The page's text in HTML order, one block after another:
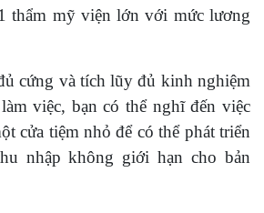
thẩm mỹ viện lớn với mức lương
cứng và tích lũy đủ kinh nghiệm
việc, bạn có thể nghĩ đến việc
cửa tiệm nhỏ để có thể phát triển
nhập không giới hạn cho bản